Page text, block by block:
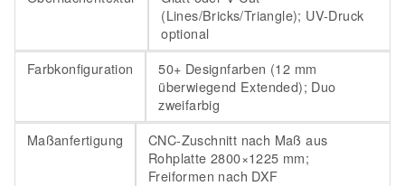
(Lines/Bricks/Triangle); UV-Druck
optional
Farbkonfiguration
50+ Designfarben (12 mm
überwiegend Extended); Duo
zweifarbig
Maßanfertigung
CNC-Zuschnitt nach Maß aus
Rohplatte 2800×1225 mm;
Freiformen nach DXF